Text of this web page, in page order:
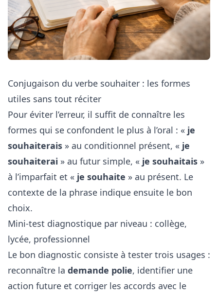
Conjugaison du verbe souhaiter : les formes
utiles sans tout réciter
Pour éviter l’erreur, il suffit de connaître les
formes qui se confondent le plus à l’oral : « je
souhaiterais » au conditionnel présent, « je
souhaiterai » au futur simple, « je souhaitais »
à l’imparfait et « je souhaite » au présent. Le
contexte de la phrase indique ensuite le bon
choix.
Mini-test diagnostique par niveau : collège,
lycée, professionnel
Le bon diagnostic consiste à tester trois usages :
reconnaître la demande polie, identifier une
action future et corriger les accords avec le